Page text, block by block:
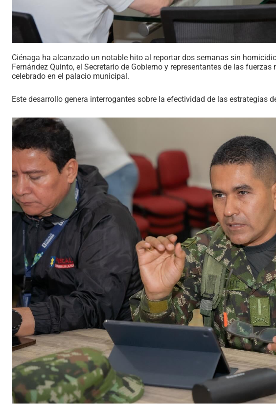
Ciénaga ha alcanzado un notable hito al reportar dos semanas sin
Fernández Quinto, el Secretario de Gobierno y representantes de las
celebrado en el palacio municipal.
Este desarrollo genera interrogantes sobre la efectividad de las estrategias